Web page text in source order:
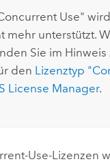
Use"
mehr unterstützt.
Sie im Hinweis
den Lizenztyp
License Manager.
Use-Lizenzen